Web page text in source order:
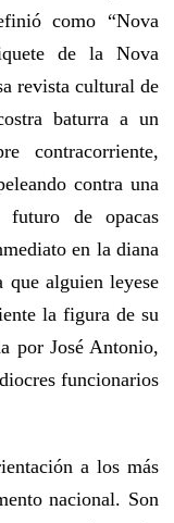
como “Nova
de la Nova
revista cultural de
baturra a un
contracorriente,
contra una
de opacas
en la diana
que alguien leyese
la figura de su
por José Antonio,
funcionarios
a los más
nacional. Son